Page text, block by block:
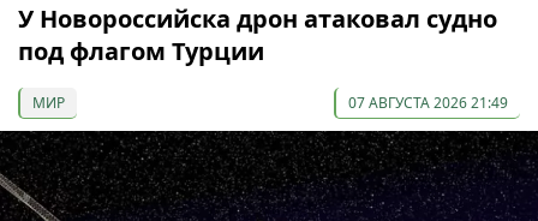
У Новороссийска дрон атаковал судно
под флагом Турции
МИР 07 АВГУСТА 2026 21:49